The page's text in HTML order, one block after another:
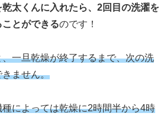
太くんに入れたら、2回目の洗濯を
とができるのです！
一旦乾燥が終了するまで、次の洗
ません。
によっては乾燥に2時間半から4時